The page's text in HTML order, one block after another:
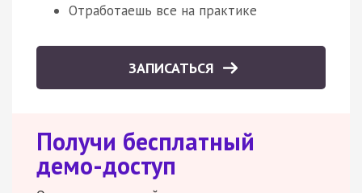
Отработаешь все на практике
ЗАПИСАТЬСЯ
Получи бесплатный
демо-доступ